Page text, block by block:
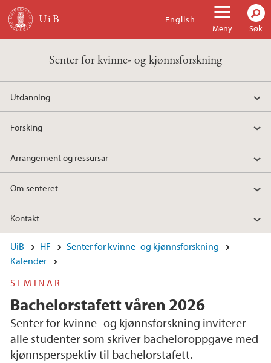
Hopp til hovedinnhold
Meny
English
Søk
Senter for kvinne- og kjønnsforskning
Utdanning
Forsking
Arrangement og ressursar
Om senteret
Kontakt
UiB HF
Senter for kvinne- og kjønnsforskning
Kalender
SEMINAR
Bachelorstafett våren 2026
Senter for kvinne- og kjønnsforskning inviterer
alle studenter som skriver bacheloroppgave med
kjønnsperspektiv til bachelorstafett.